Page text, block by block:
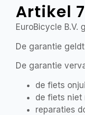
Artikel
EuroBicycle
De garantie
De garantie
de fiets
de fiets niet
reparaties